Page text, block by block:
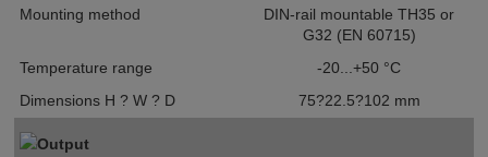
Mounting method
DIN-rail mountable TH35 or
G32 (EN 60715)
Temperature range
-20...+50 °C
Dimensions H ? W ? D
75?22.5?102 mm
Output